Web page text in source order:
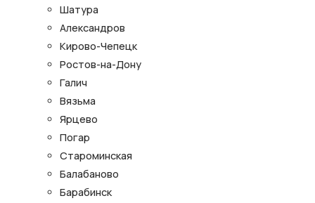
Шатура
Александров
Кирово-Чепецк
Ростов-на-Дону
Галич
Вязьма
Ярцево
Погар
Староминская
Балабаново
Барабинск